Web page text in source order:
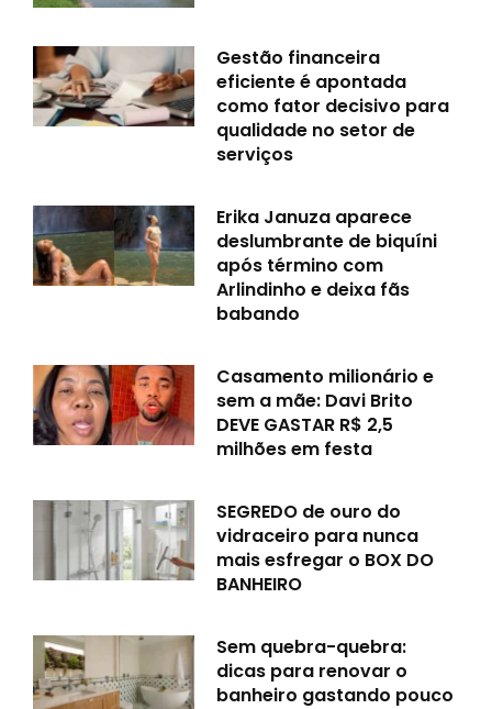
Gestão financeira
eficiente é apontada
como fator decisivo para
qualidade no setor de
serviços
Erika Januza aparece
deslumbrante de biquíni
após término com
Arlindinho e deixa fãs
babando
Casamento milionário e
sem a mãe: Davi Brito
DEVE GASTAR R$ 2,5
milhões em festa
SEGREDO de ouro do
vidraceiro para nunca
mais esfregar o BOX DO
BANHEIRO
Sem quebra-quebra:
dicas para renovar o
banheiro gastando pouco